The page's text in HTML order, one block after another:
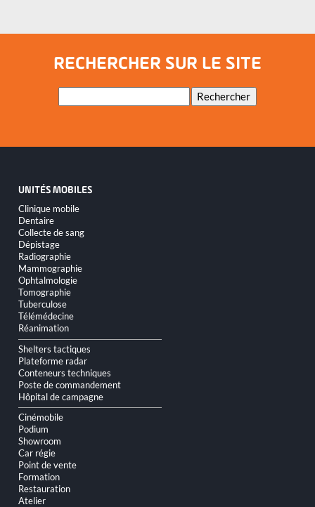
RECHERCHER SUR LE SITE
Mots-
Rechercher
UNITÉS MOBILES
Aller
au
contenu
Clinique mobile
Dentaire
Collecte de sang
Dépistage
Radiographie
Mammographie
Ophtalmologie
Tomographie
Tuberculose
Télémédecine
Réanimation
Shelters tactiques
Plateforme radar
Conteneurs techniques
Poste de commandement
Hôpital de campagne
Cinémobile
Podium
Showroom
Car régie
Point de vente
Formation
Restauration
Atelier